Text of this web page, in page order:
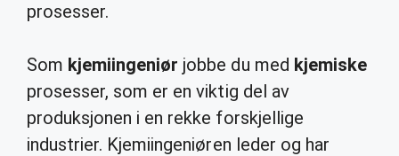
prosesser.
Som kjemiingeniør jobbe du med kjemiske
prosesser, som er en viktig del av
produksjonen i en rekke forskjellige
industrier. Kjemiingeniøren leder og har